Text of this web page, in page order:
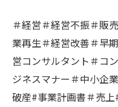
＃経営＃経営不振＃販
業再生＃経営改善＃早
営コンサルタント＃コ
ジネスマナー＃中小企
破産#事業計画書＃売